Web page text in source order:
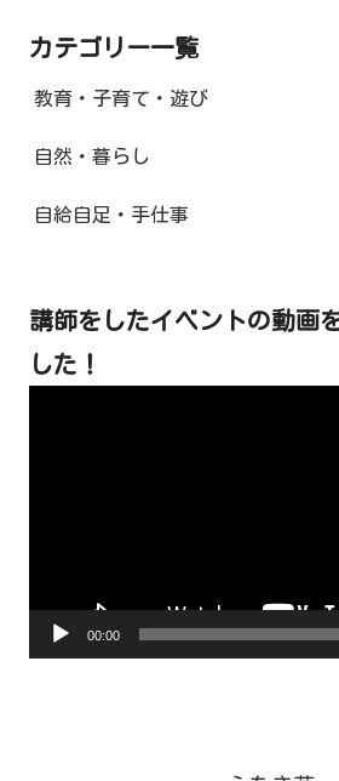
カテゴリー一覧
教育・子育て・遊び
自然・暮らし
自給自足・手仕事
講師をしたイベントの動画
した！
00:00